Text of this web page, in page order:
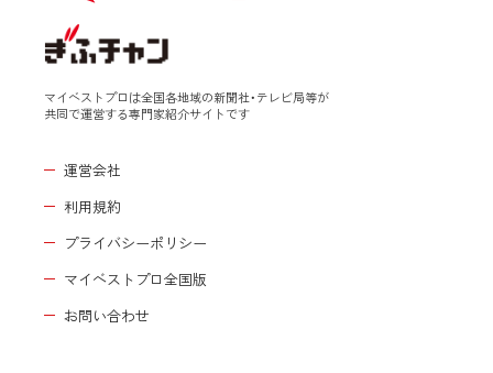
マイベストプロは全国各地域の新聞社・テレビ局等が
共同で運営する専門家紹介サイトです
運営会社
利用規約
プライバシーポリシー
マイベストプロ全国版
お問い合わせ